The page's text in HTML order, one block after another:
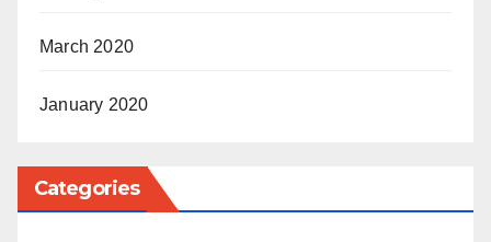
March 2020
January 2020
Categories